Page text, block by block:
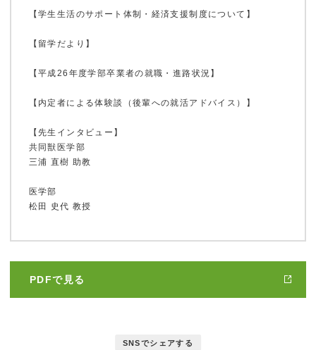
鹿大ジャーナル
【学生生活のサポート体制・経済支援制度について】
【留学だより】
【平成26年度学部卒業者の就職・進路状況】
【内定者による体験談（後輩への就活アドバイス）】
【先生インタビュー】
共同獣医学部
三浦 直樹 助教
医学部
松田 史代 教授
PDFで見る